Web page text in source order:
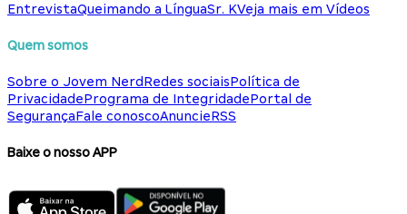
EntrevistaQueimando a LínguaSr. KVeja mais em Vídeos
Quem somos
Sobre o Jovem NerdRedes sociaisPolítica de
PrivacidadePrograma de IntegridadePortal de
SegurançaFale conoscoAnuncieRSS
Baixe o nosso APP